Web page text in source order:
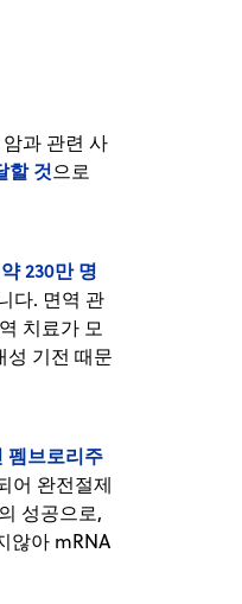
과 관련 사
할 것으로
230만 명
다. 면역 관
치료가 모
성 기전 때문
펨브로리주
어 완전절제
성공으로,
않아 mRNA